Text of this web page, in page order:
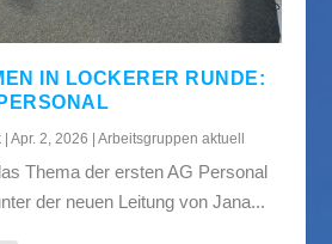
IN LOCKERER RUNDE:
|Apr. 2, 2026 |Arbeitsgruppen aktuell
Thema der ersten AG Personal
der neuen Leitung von Jana...